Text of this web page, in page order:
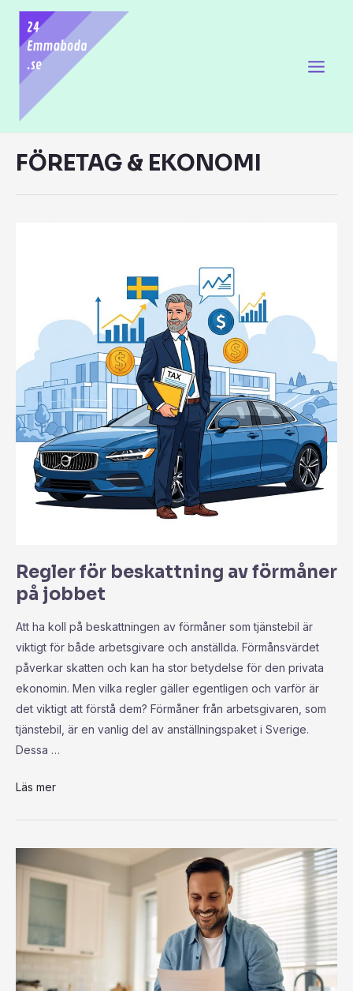
FÖRETAG & EKONOMI
Regler för beskattning av förmåner
på jobbet
Att ha koll på beskattningen av förmåner som tjänstebil är
viktigt för både arbetsgivare och anställda. Förmånsvärdet
påverkar skatten och kan ha stor betydelse för den privata
ekonomin. Men vilka regler gäller egentligen och varför är
det viktigt att förstå dem? Förmåner från arbetsgivaren, som
tjänstebil, är en vanlig del av anställningspaket i Sverige.
Dessa …
Läs mer